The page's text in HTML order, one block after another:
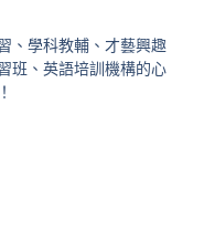
、學科教輔、才藝興趣
班、英語培訓機構的心